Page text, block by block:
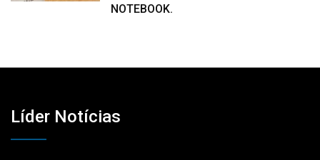
NOTEBOOK.
Líder Notícias